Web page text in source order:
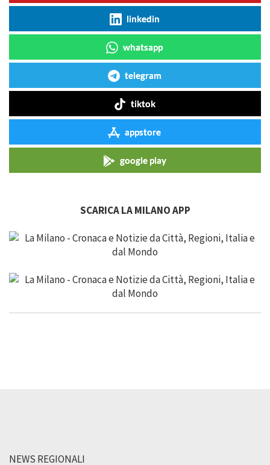
linkedin
whatsapp
telegram
tiktok
appstore
google play
SCARICA LA MILANO APP
NEWS REGIONALI